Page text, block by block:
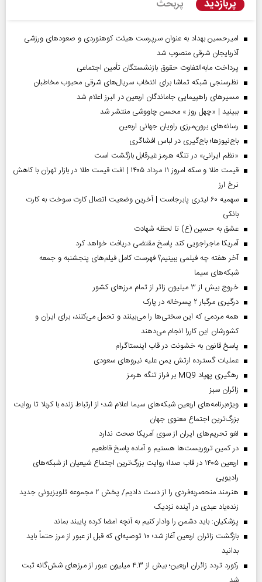
پربازدید پربحث
امیرحسین بهداد به عنوان سرپرست هیئت کوهنوردی و صعودهای ورزشی
آذربایجان شرقی منصوب شد
پرداخت مابه‌التفاوت حقوق بازنشستگان تأمین اجتماعی
نظرسنجی شبکه تماشا برای انتخاب سریال‌های شرقی محبوب مخاطبان
مسیر‌های راهپیمایی جاماندگان اربعین در البرز اعلام شد
ببینید | «چهل روز » محسن چاووشی منتشر شد
رسانه‌های برون‌مرزی راویان جهانی اربعین
باج‌نیوزها؛ باج‌گیری در لباس افشاگری
«نظم ایرانی» در تنگه هرمز غیرقابل بازگشت است
قیمت طلا و سکه امروز ۱۱ مرداد ۱۴۰۵ | افت قیمت طلا در بازار تهران با کاهش
نرخ ارز
سهمیه ۶۰ لیتری پابرجاست | آخرین وضعیت اتصال کارت سوخت به کارت
بانکی
عشق به حسین (ع) تا لحظه شهادت
آمریکا ماجراجویی کند پاسخ مقتضی دریافت خواهد کرد
آخر هفته چه فیلمی ببینیم؟ فهرست کامل فیلم‌های پنجشنبه و جمعه
شبکه‌های سیما
خروج بیش از ۳ میلیون زائر از تمام مرز‌های کشور
درگیری مرگبار ۲ پسرخاله در پارک
همه مردمی که این سختی‌ها را می‌بینند و تحمل می‌کنند، برای ایران و
کشورشان این کاررا انجام می‌دهند
پاسخ قانون به خشونت در قاب اینستاگرام
عملیات گسترده ارتش یمن علیه نیروهای سعودی
رهگیری پهپاد MQ9 بر فراز تنگه هرمز
‌زائران سبز
ویژه‌برنامه‌های اربعین شبکه‌های سیما اعلام شد؛ از ارتباط زنده با کربلا تا روایت
بزرگ‌ترین اجتماع معنوی جهان
لغو تحریم‌های ایران از سوی آمریکا صحت ندارد
در کمین تروریست‌ها هستیم و آماده پاسخ قاطعیم
اربعین ۱۴۰۵ در قاب صدا؛ روایت بزرگ‌ترین اجتماع شیعیان از شبکه‌های
رادیویی
هنرمند منحصر‌به‌فردی را از دست دادیم/ پخش ۲ مجموعه تلویزیونی جدید
زنده‌یاد عبدی در آینده نزدیک
پزشکیان: باید دشمن را وادار کنیم به آنچه امضا کرده پایبند بماند
بازگشت زائران اربعین آغاز شد؛ ۱۰ توصیه‌ای که قبل از عبور از مرز حتماً باید
بدانید
رکورد تردد زائران اربعین؛ بیش از ۴.۳ میلیون عبور از مرزهای شش‌گانه ثبت